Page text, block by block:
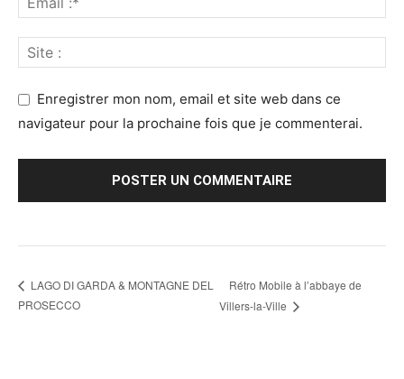
Enregistrer mon nom, email et site web dans ce
navigateur pour la prochaine fois que je commenterai.
LAGO DI GARDA & MONTAGNE DEL
PROSECCO
Rétro Mobile à l’abbaye de
Villers-la-Ville